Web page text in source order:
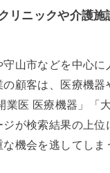
リニックや介護
山市などを中心
顧客は、医療機
業医 医療機器」「
が検索結果の上位
機会を逃してしま